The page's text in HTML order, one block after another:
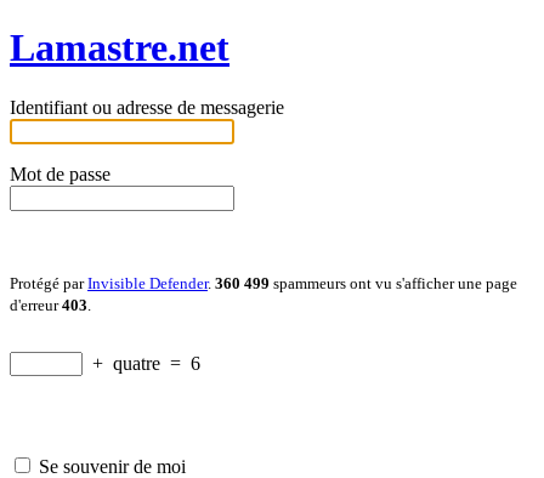
Lamastre.net
Identifiant ou adresse de messagerie
Mot de passe
Protégé parInvisible Defender. 360 499 spammeurs ont vu s'afficher une page
d'erreur403
+ quatre = 6
Se souvenir de moi